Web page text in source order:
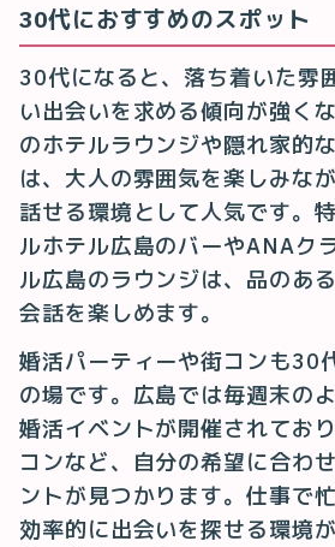
30代におすすめのスポット
30代になると、落ち着いた雰
い出会いを求める傾向が強く
のホテルラウンジや隠れ家的
は、大人の雰囲気を楽しみな
話せる環境として人気です。
ルホテル広島のバーやANAク
ル広島のラウンジは、品のあ
会話を楽しめます。
婚活パーティーや街コンも30
の場です。広島では毎週末の
婚活イベントが開催されてお
コンなど、自分の希望に合わ
ントが見つかります。仕事で
効率的に出会いを探せる環境